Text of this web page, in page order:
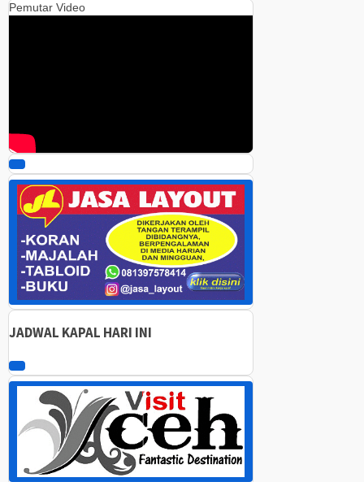
Pemutar Video
00:00
00:00
05:42
JADWAL KAPAL HARI INI